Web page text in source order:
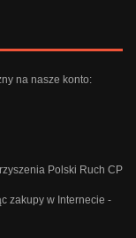
na nasze konto:
Polski Ruch CP
zakupy w Internecie -